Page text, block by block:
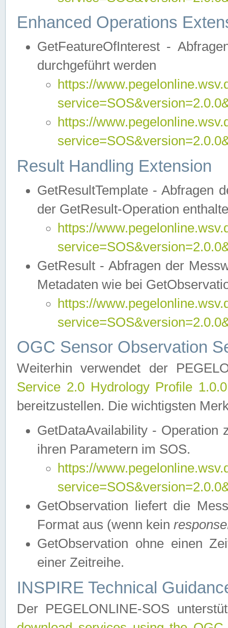
Enhanced Operations
GetFeatureOfInterest -
durchgeführt werden
https://
https://
Result Handling Extension
GetResultTemplate - Abfragen
der GetResult-Operation
https://
GetResult - Abfragen der
Metadaten wie bei
https://
OGC Sensor Observation
Weiterhin verwendet der
Service 2.0 Hydrology Profile
bereitzustellen. Die wichtigsten
GetDataAvailability - Operation
ihren Parametern im SOS.
https://
GetObservation liefert die
Format aus (wenn kein
GetObservation ohne einen
einer Zeitreihe.
INSPIRE Technical
Der PEGELONLINE-SOS